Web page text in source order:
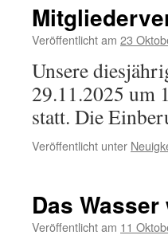
Veröffentlicht am 23
Unsere
29.11.2025 um
statt. Die
Veröffentlicht unter
Das
Veröffentlicht am 11